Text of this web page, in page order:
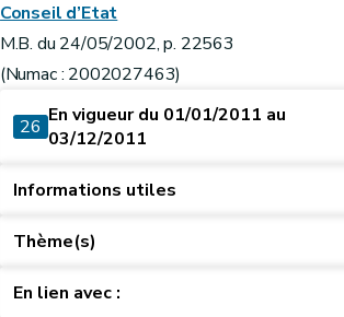
Conseil d’Etat
M.B. du 24/05/2002, p. 22563
(Numac : 2002027463)
26 En vigueur du 01/01/2011 au
03/12/2011
Informations utiles
Thème(s)
En lien avec :